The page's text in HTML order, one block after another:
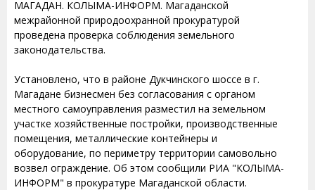
МАГАДАН. КОЛЫМА-ИНФОРМ. Магаданской
межрайонной природоохранной прокуратурой
проведена проверка соблюдения земельного
законодательства.
Установлено, что в районе Дукчинского шоссе в г.
Магадане бизнесмен без согласования с органом
местного самоуправления разместил на земельном
участке хозяйственные постройки, производственные
помещения, металлические контейнеры и
оборудование, по периметру территории самовольно
возвел ограждение. Об этом сообщили РИА "КОЛЫМА-
ИНФОРМ" в прокуратуре Магаданской области.